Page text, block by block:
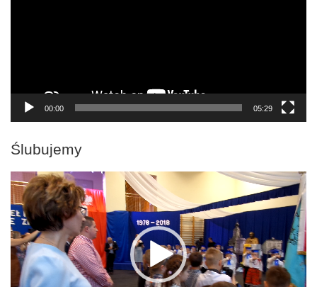
00:00 05:29
Ślubujemy
Odtwarzacz
video